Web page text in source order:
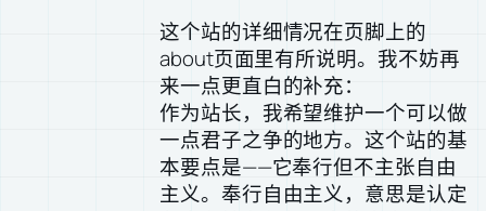
这个站的详细情况在页脚上的
about页面里有所说明。我不妨再
来一点更直白的补充：
作为站长，我希望维护一个可以做
一点君子之争的地方。这个站的基
本要点是——它奉行但不主张自由
主义。奉行自由主义，意思是认定